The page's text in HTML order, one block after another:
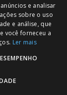
SPANISH
CATALÀ
ENGLISH
PORTUGUESE
e analisar
sobre o uso
e análise, que
você forneceu a
Ler mais